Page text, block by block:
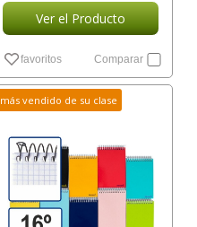
Ver el Producto
favoritos Comparar
más vendido de su clase